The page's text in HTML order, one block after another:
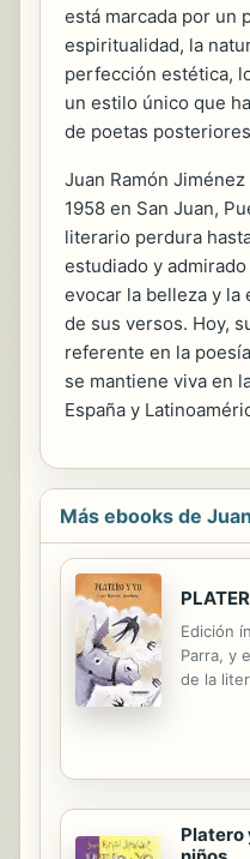
está marcada por un
espiritualidad, la
perfección estética,
un estilo único que
de poetas
Juan Ramón
1958 en San Juan,
literario perdura
estudiado y
evocar la belleza y la
de sus versos. Hoy,
referente en la
se mantiene viva en
España y
Más ebooks de
Edición
Parra, y
de la
cual
borrico
paisajes,
las
Platero